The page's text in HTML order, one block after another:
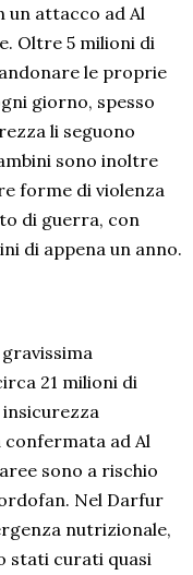
un attacco ad Al
Oltre 5 milioni di
le proprie
giorno, spesso
li seguono
sono inoltre
forme di violenza
di guerra, con
di appena un anno.
21 milioni di
ad Al
sono a rischio
Nel Darfur
nutrizionale,
stati curati quasi